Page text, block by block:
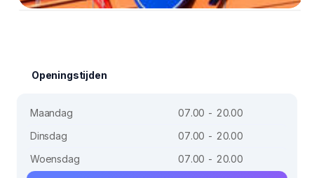
Openingstijden
Maandag
07.00 - 20.00
Dinsdag
07.00 - 20.00
Woensdag
07.00 - 20.00